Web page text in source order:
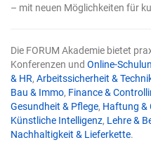
deshalb steigt der Einsatz.
verschwindet diese
werden damit nicht
Voraussetzung für
Eingaben Die Qualität
sich schon bei der Eingabe.
vage Antwort. Das ist keine
sondern eine Eigenschaft:
– mit neuen Möglichkeiten für
Die FORUM Akademie bietet
Konferenzen und Online-
& HR, Arbeitssicherheit &
Bau & Immo, Finance &
Gesundheit & Pflege, Haftung &
Künstliche Intelligenz, Lehre &
Nachhaltigkeit & Lieferkette.